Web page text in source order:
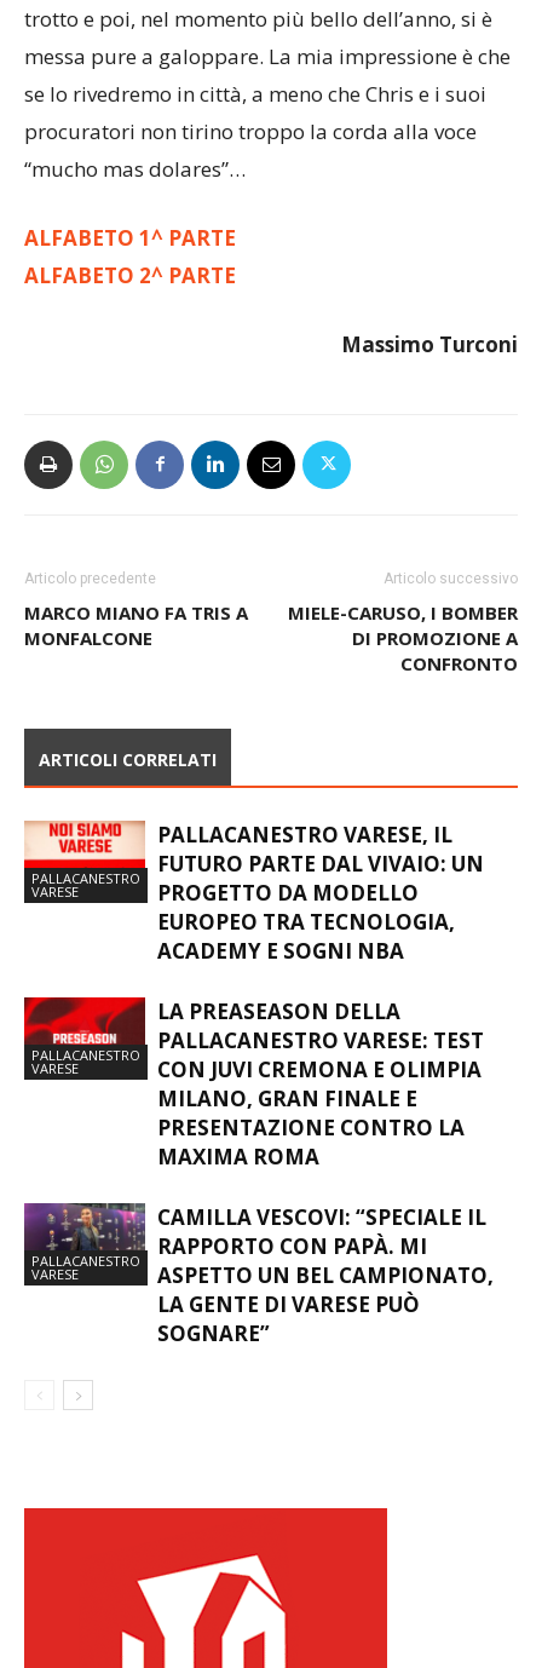
trotto e poi, nel momento più bello dell’anno, si è
messa pure a galoppare. La mia impressione è che
se lo rivedremo in città, a meno che Chris e i suoi
procuratori non tirino troppo la corda alla voce
“mucho mas dolares”…
ALFABETO 1^ PARTE
ALFABETO 2^ PARTE
Massimo Turconi
Articolo precedente
MARCO MIANO FA TRIS A
MONFALCONE
Articolo successivo
MIELE-CARUSO, I BOMBER
DI PROMOZIONE A
CONFRONTO
ARTICOLI CORRELATI
PALLACANESTRO
VARESE
PALLACANESTRO VARESE, IL
FUTURO PARTE DAL VIVAIO: UN
PROGETTO DA MODELLO
EUROPEO TRA TECNOLOGIA,
ACADEMY E SOGNI NBA
PALLACANESTRO
VARESE
LA PREASEASON DELLA
PALLACANESTRO VARESE: TEST
CON JUVI CREMONA E OLIMPIA
MILANO, GRAN FINALE E
PRESENTAZIONE CONTRO LA
MAXIMA ROMA
PALLACANESTRO
VARESE
CAMILLA VESCOVI: “SPECIALE IL
RAPPORTO CON PAPÀ. MI
ASPETTO UN BEL CAMPIONATO,
LA GENTE DI VARESE PUÒ
SOGNARE”